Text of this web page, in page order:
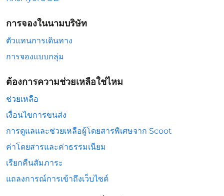
การจองในนามบริษัท
ตัวแทนการเดินทาง
การจองแบบกลุ่ม
ต้องการความช่วยเหลือใช่ไหม
ช่วยเหลือ
เงื่อนไขการขนส่ง
การดูแลและช่วยเหลือผู้โดยสารพิเศษจาก Scoot
ค่าโดยสารและค่าธรรมเนียม
เรียกคืนสัมภาระ
แถลงการณ์การเข้าถึงเว็บไซต์